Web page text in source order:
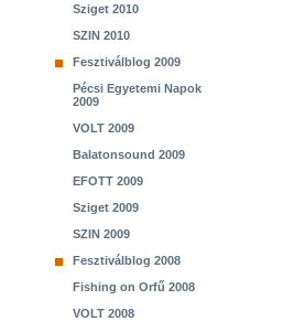
Sziget 2010
SZIN 2010
Fesztiválblog 2009
Pécsi Egyetemi Napok
2009
VOLT 2009
Balatonsound 2009
EFOTT 2009
Sziget 2009
SZIN 2009
Fesztiválblog 2008
Fishing on Orfű 2008
VOLT 2008